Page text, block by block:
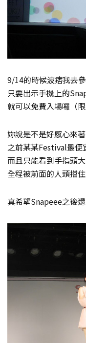
9/14的時候波痞我去
只要出示手機上的
就可以免費入場囉（限
妳說是不是好感心來著
之前某某Festival最便
而且只能看到手指頭
全程被前面的人頭擋
真希望Snapeee之後